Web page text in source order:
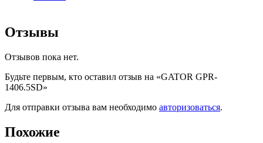
Отзывы
Отзывов пока нет.
Будьте первым, кто оставил отзыв на «GATOR GPR-
1406.5SD»
Для отправки отзыва вам необходимо авторизоваться.
Похожие